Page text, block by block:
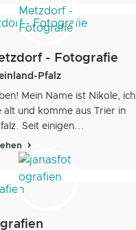
- Fotografie
Pfalz
Mein Name ist Nikole, ich
alt und komme aus Trier in
Seit einigen...